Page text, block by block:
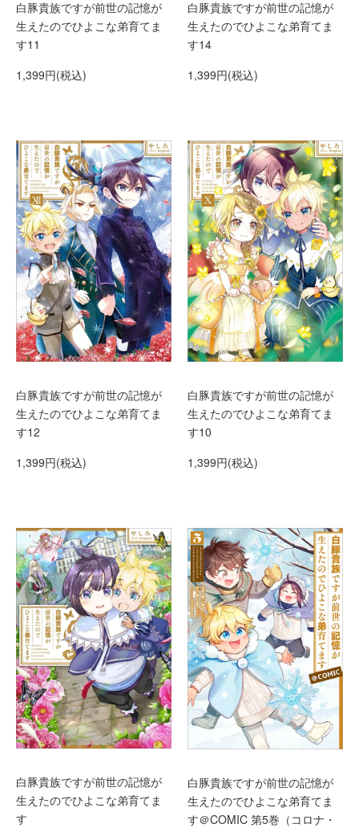
白豚貴族ですが前世の記憶が
生えたのでひよこな弟育てま
す11
1,399円(税込)
白豚貴族ですが前世の記憶が
生えたのでひよこな弟育てま
す14
1,399円(税込)
白豚貴族ですが前世の記憶が
生えたのでひよこな弟育てま
す12
1,399円(税込)
白豚貴族ですが前世の記憶が
生えたのでひよこな弟育てま
す10
1,399円(税込)
白豚貴族ですが前世の記憶が
生えたのでひよこな弟育てま
す
白豚貴族ですが前世の記憶が
生えたのでひよこな弟育てま
す＠COMIC 第5巻（コロナ・